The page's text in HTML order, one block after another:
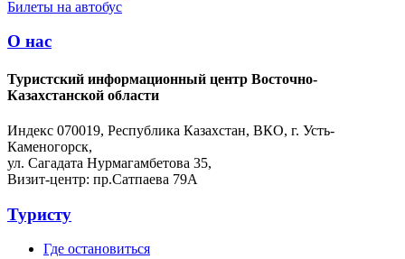
Билеты на автобус
О нас
Туристский информационный центр Восточно-
Казахстанской области
Индекс 070019, Республика Казахстан, ВКО, г. Усть-
Каменогорск,
ул. Сагадата Нурмагамбетова 35,
Визит-центр: пр.Сатпаева 79А
Туристу
Где остановиться